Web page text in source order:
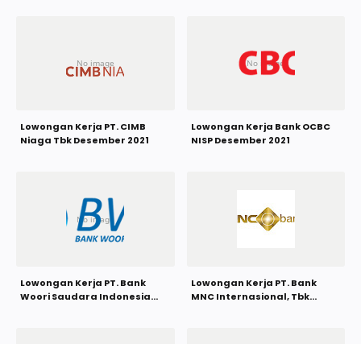
Lowongan Kerja PT. CIMB
Niaga Tbk Desember 2021
Lowongan Kerja Bank OCBC
NISP Desember 2021
Lowongan Kerja PT. Bank
Woori Saudara Indonesia
Lowongan Kerja PT. Bank
MNC Internasional, Tbk